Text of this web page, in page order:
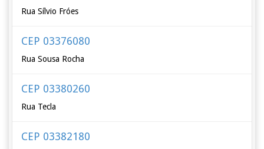
Rua Sílvio Fróes
CEP 03376080
Rua Sousa Rocha
CEP 03380260
Rua Tecla
CEP 03382180